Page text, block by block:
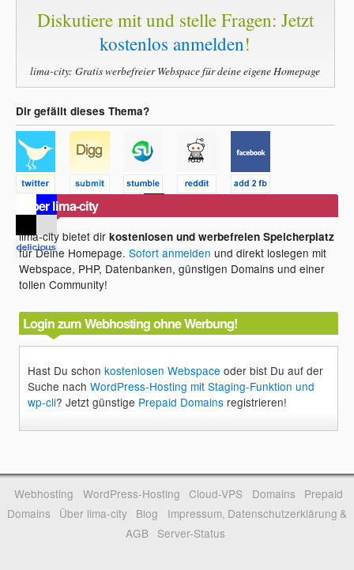
Diskutiere mit und stelle Fragen: Jetzt
kostenlos anmelden!
lima-city: Gratis werbefreier Webspace für deine eigene Homepage
Dir gefällt dieses Thema?
Über lima-city
lima-city bietet dirkostenlosen und werbefreien Speicherplatz
für Deine Homepage.Sofort anmelden und direkt loslegen mit
Webspace, PHP, Datenbanken, günstigen Domains und einer
tollen Community!
Login zum Webhosting ohne Werbung!
Hast Du schonkostenlosen Webspace oder bist Du auf der
Suche nachWordPress-Hosting mit Staging-Funktion und
wp-cli? Jetzt günstige Prepaid Domains registrieren!
Webhosting WordPress-Hosting Cloud-VPS Domains
Prepaid
Domains
Über lima-city Blog
Impressum, Datenschutzerklärung &
AGB
Server-Status